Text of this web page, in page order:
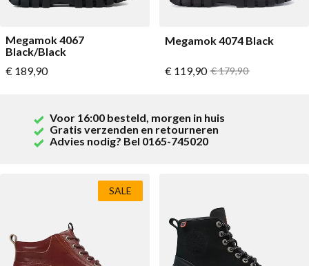
Megamok 4067
Black/Black
Vanaf
€ 189,90
Megamok 4074 Black
Vanaf
€ 119,90 Normale prijs
€ 179,90
SALE
Voor 16:00 besteld, morgen in huis
Gratis verzenden en retourneren
Advies nodig? Bel 0165-745020